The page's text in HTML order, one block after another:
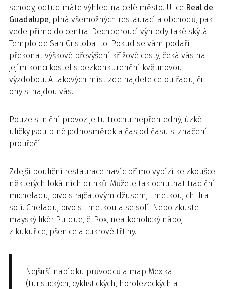
schody, odtud máte výhled na celé město. Ulice Real de
Guadalupe, plná všemožných restaurací a obchodů, pak
vede přímo do centra. Dechberoucí výhledy také skýtá
Templo de San Cristobalito. Pokud se vám podaří
překonat výškové převýšení křížové cesty, čeká vás na
jejím konci kostel s bezkonkurenční květinovou
výzdobou. A takových míst zde najdete celou řadu, či
ony si najdou vás.
Pouze silniční provoz je tu trochu nepřehledný, úzké
uličky jsou plné jednosměrek a čas od času si značení
protiřečí.
Zdejší pouliční restaurace navíc přímo vybízí ke zkoušce
některých lokálních drinků. Můžete tak ochutnat tradiční
micheladu, pivo s rajčatovým džusem, limetkou, chilli a
solí. Cheladu, pivo s limetkou a se solí. Nebo zkuste
mayský likér Pulque, či Pox, nealkoholický nápoj
z kukuřice, pšenice a cukrové třtiny.
Nejširší nabídku průvodců a map Mexika
(turistických, cyklistických, horolezeckých a